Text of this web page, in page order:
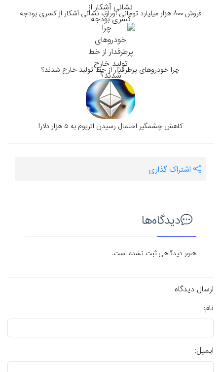
فروش ۸۰۰ هزار میلیارد تومانی اوراق، نشانی آشکار از کسری بودجه
چرا خودروهای پرطرفدار از خط تولید خارج شدند؟
کاهش چشمگیر احتمال رسیدن اتریوم به ۵ هزار دلار!
اشتراک گذاری
دیدگاه‌ها
هنوز دیدگاهی ثبت نشده است.
ارسال دیدگاه
نام:
ایمیل: